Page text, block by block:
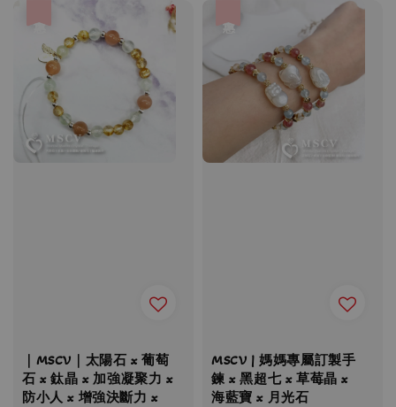
｜MSCV｜太陽石 x 葡萄
石 x 鈦晶 x 加強凝聚力 x
防小人 x 增強決斷力 x
MSCV | 媽媽專屬訂製手
鍊 x 黑超七 x 草莓晶 x
海藍寶 x 月光石